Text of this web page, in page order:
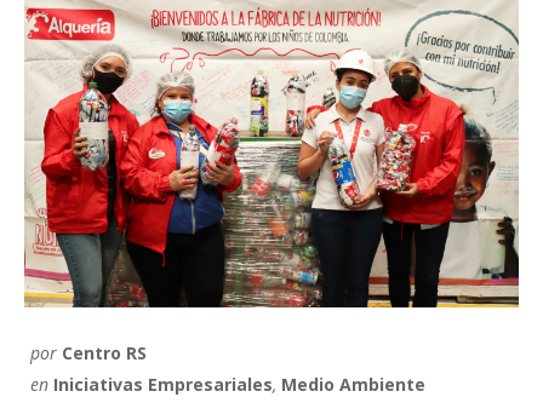
por Centro RS
en Iniciativas Empresariales, Medio Ambiente